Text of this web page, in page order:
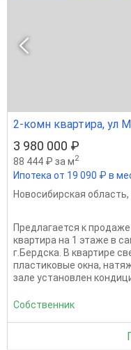
2-комн квартира, ул
3 980 000 ₽
88 444 ₽ за м2
Ипотека от 19 090 ₽ в
Новосибирская область,
Предлагается к
квартира на 1 этаже в
г.Бердска. В квартире
пластиковые окна,
зале установлен
Собственник